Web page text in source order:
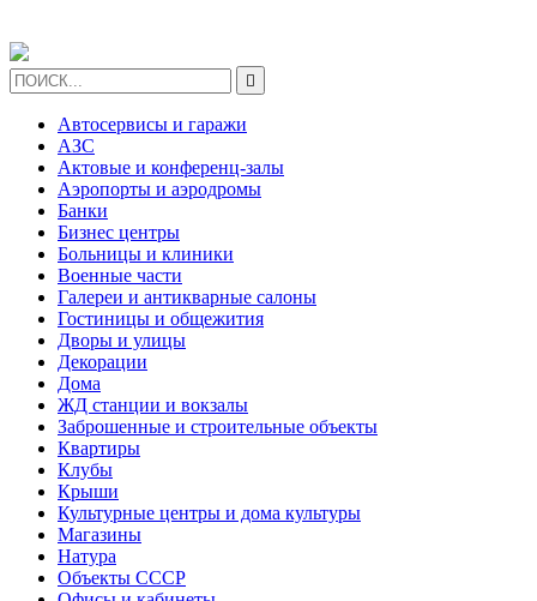

Автосервисы и гаражи
АЗС
Актовые и конференц-залы
Аэропорты и аэродромы
Банки
Бизнес центры
Больницы и клиники
Военные части
Галереи и антикварные салоны
Гостиницы и общежития
Дворы и улицы
Декорации
Дома
ЖД станции и вокзалы
Заброшенные и строительные объекты
Квартиры
Клубы
Крыши
Культурные центры и дома культуры
Магазины
Натура
Объекты СССР